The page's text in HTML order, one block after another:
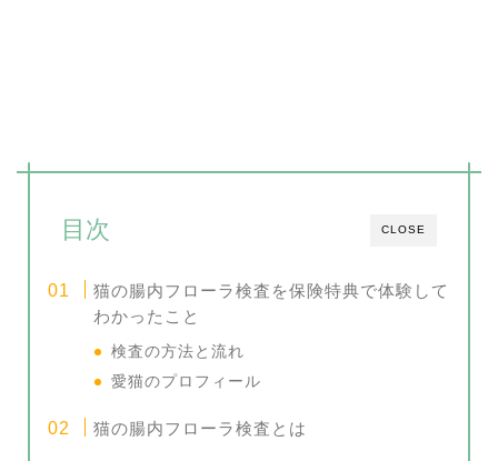
CLOSE
目次
猫の腸内フローラ検査を保険特典で体験して
わかったこと
検査の方法と流れ
愛猫のプロフィール
猫の腸内フローラ検査とは